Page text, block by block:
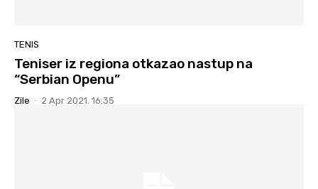
TENIS
Teniser iz regiona otkazao nastup na
“Serbian Openu”
Zile - 2 Apr 2021. 16:35